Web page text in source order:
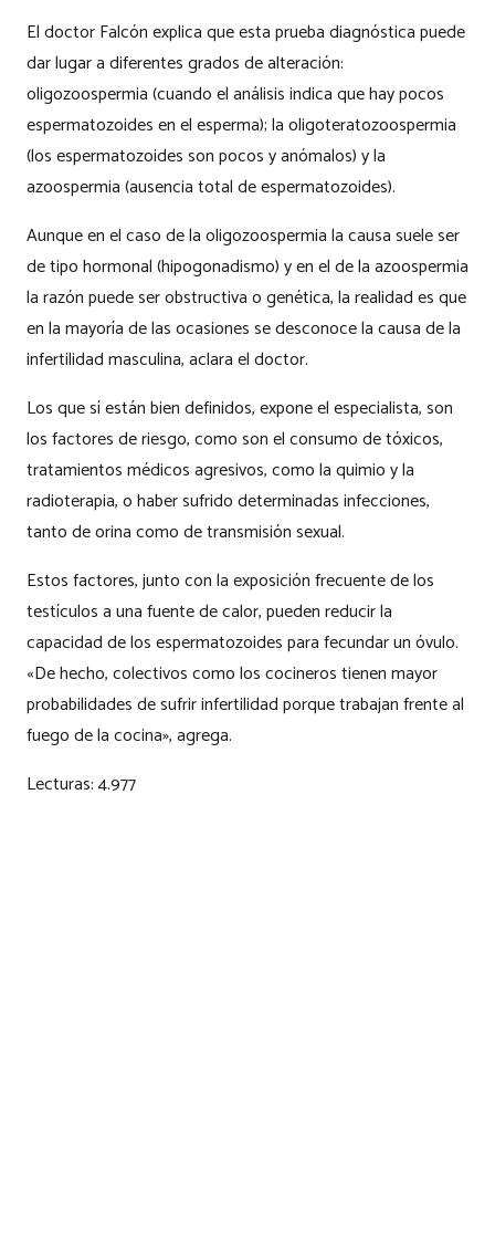
El doctor Falcón explica que esta prueba diagnóstica puede
dar lugar a diferentes grados de alteración:
oligozoospermia (cuando el análisis indica que hay pocos
espermatozoides en el esperma); la oligoteratozoospermia
(los espermatozoides son pocos y anómalos) y la
azoospermia (ausencia total de espermatozoides).
Aunque en el caso de la oligozoospermia la causa suele ser
de tipo hormonal (hipogonadismo) y en el de la azoospermia
la razón puede ser obstructiva o genética, la realidad es que
en la mayoría de las ocasiones se desconoce la causa de la
infertilidad masculina, aclara el doctor.
Los que sí están bien definidos, expone el especialista, son
los factores de riesgo, como son el consumo de tóxicos,
tratamientos médicos agresivos, como la quimio y la
radioterapia, o haber sufrido determinadas infecciones,
tanto de orina como de transmisión sexual.
Estos factores, junto con la exposición frecuente de los
testículos a una fuente de calor, pueden reducir la
capacidad de los espermatozoides para fecundar un óvulo.
«De hecho, colectivos como los cocineros tienen mayor
probabilidades de sufrir infertilidad porque trabajan frente al
fuego de la cocina», agrega.
Lecturas:4.977